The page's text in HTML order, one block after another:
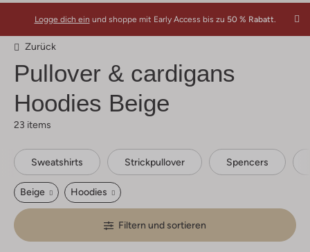
Logge dich ein und shoppe mit Early Access bis zu 50 % Rabatt.
Zurück
Pullover & cardigans
Hoodies Beige
23 items
Sweatshirts Strickpullover Spencers
Beige Hoodies
Filtern und sortieren